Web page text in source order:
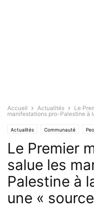
Accueil Actualités
Le
manifestations pro-Palestine à
Actualités Communauté
Le Premier
salue les
Palestine à
une «